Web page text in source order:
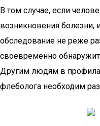
В том случае, если
возникновения болезни,
обследование не реже
своевременно
Другим людям в
флеболога необходим